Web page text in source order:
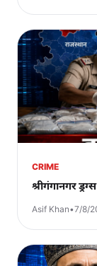
CRIME
श्रीगंगानगर
Asif Khan•7/8/